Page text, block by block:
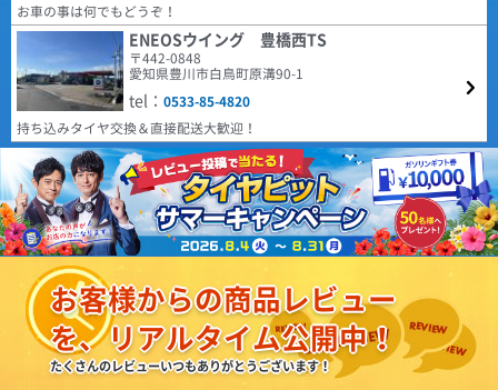
エンボイ
ENVOY（エンボイ）は、比類のない価値と品質を世界市
場に提供するべく、2024年に誕生した革新的なタイヤブ
ランドです。 ヨーロッパで設計・開発されたタイヤは、
モダンなトレッドパターンをラインナップに取り揃え、
すべての人により高い価値をもたらすことに絶えず注力
しています。
総合評価：22件 4.68
COOPER
クーパー
COOPER TIRES（クーパー・タイヤ) は1914年にアメリ
カで設立され、乗用車向けラジアルタイヤやSUV用タイ
ヤの製造・販売を行っています。本社はオハイオ州フィ
ンドレーに所在し、100年以上の歴史を持つタイヤメー
カーです。同社はグッドイヤーのチームとなっていま
す。
総合評価：181件 4.59
特設ページは
こちら!
お車の事は何でもどうぞ！
ENEOSウイング 豊橋西TS
〒442-0848
愛知県豊川市白鳥町原溝90-1
tel： 0533-85-4820
持ち込みタイヤ交換＆直接配送大歓迎！
お客様からの商品レビュー
を、リアルタイム公開中！
たくさんのレビューいつもありがとうございます！
日常の使用に問題なし。ピッタリと地面を感じるので安心して運転できま
す。
(4.29点)mak*******さん
MINERVA ECOSPEED2 SUV 215/60R17 100V XL
購入から約1年装着した感想です。 車種はマツダMPV。 装着から約1.0万
キロ走っています。性能に問題が無くコスパから考えても優れたタイヤだと
思います。1点気になる点が燃費が少し悪くなったのかな？と感じます。空
気圧等で少しは燃費が良くなるのでしょうか。
(4.43点)hir*******さん
GOODYEAR EfficientGrip Comfort 195/45R17 81W
街乗りで不満は無いと思う。 乗り心地は良い、ロードノイズは静か 生産国
は日本製でこの値段なら文句は無いと思う。
(5.00点)
EMBELY S12 14x4.5 45 100x4 GM
早くて良かった。